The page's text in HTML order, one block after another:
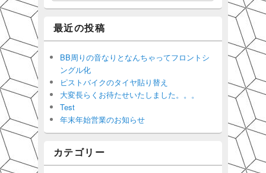
最近の投稿
BB周りの音なりとなんちゃってフロントシ
ングル化
ピストバイクのタイヤ貼り替え
大変長らくお待たせいたしました。。。
Test
年末年始営業のお知らせ
カテゴリー